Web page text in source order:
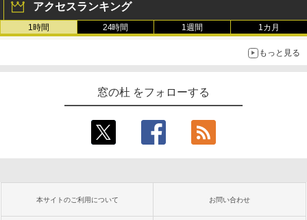
アクセスランキング
1時間 24時間 1週間 1カ月
もっと見る
窓の杜 をフォローする
本サイトのご利用について お問い合わせ